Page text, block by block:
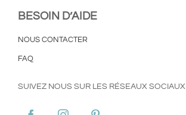
BESOIN D’AIDE
NOUS CONTACTER
FAQ
SUIVEZ NOUS SUR LES RÉSEAUX SOCIAUX